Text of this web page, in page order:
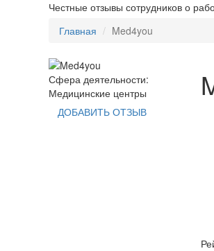
Честные отзывы сотрудников о
Главная Med4you
Сфера деятельности:
Медицинские центры
ДОБАВИТЬ ОТЗЫВ